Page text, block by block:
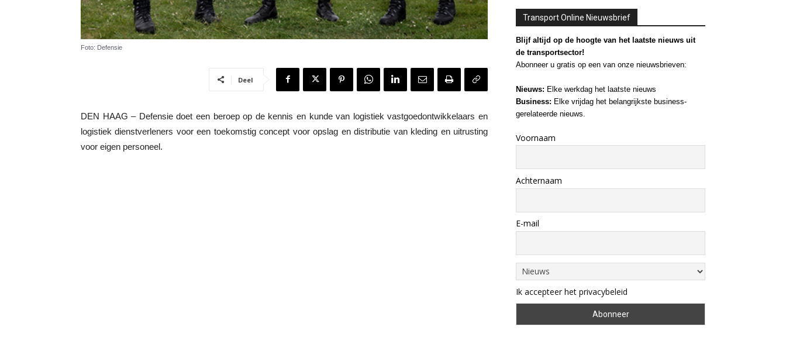
Foto: Defensie
Deel
DEN HAAG – Defensie doet een beroep op de kennis en kunde van logistiek vastgoedontwikkelaars en
logistiek dienstverleners voor een toekomstig concept voor opslag en distributie van kleding en uitrusting
voor eigen personeel.
Transport Online Nieuwsbrief
Blijf altijd op de hoogte van het laatste nieuws uit
de transportsector!
Abonneer u gratis op een van onze nieuwsbrieven:
Nieuws: Elke werkdag het laatste nieuws
Business: Elke vrijdag het belangrijkste business-
gerelateerde nieuws.
Voornaam
Achternaam
E-mail
Ik accepteer het privacybeleid